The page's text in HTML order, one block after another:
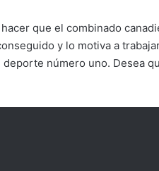
que el combinado
y lo motiva a
número uno. Desea